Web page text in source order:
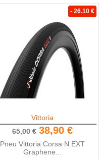
- 26.10 €
Vittoria
65,00 € 38,90 €
Pneu Vittoria Corsa N.EXT
Graphene...